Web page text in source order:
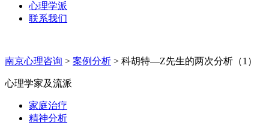
心理学派
联系我们
南京心理咨询 > 案例分析 > 科胡特—Z先生的两次分析（1）
心理学家及流派
家庭治疗
精神分析